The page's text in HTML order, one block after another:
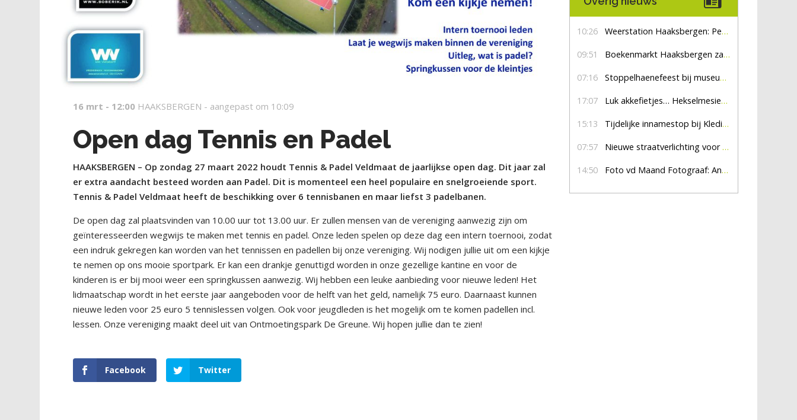
16 mrt - 12:00 HAAKSBERGEN - aangepast om 10:09
Open dag Tennis en Padel
HAAKSBERGEN – Op zondag 27 maart 2022 houdt Tennis & Padel Veldmaat de jaarlijkse open dag. Dit jaar zal
er extra aandacht besteed worden aan Padel. Dit is momenteel een heel populaire en snelgroeiende sport.
Tennis & Padel Veldmaat heeft de beschikking over 6 tennisbanen en maar liefst 3 padelbanen.
De open dag zal plaatsvinden van 10.00 uur tot 13.00 uur. Er zullen mensen van de vereniging aanwezig zijn om
geïnteresseerden wegwijs te maken met tennis en padel. Onze leden spelen op deze dag een intern toernooi, zodat
een indruk gekregen kan worden van het tennissen en padellen bij onze vereniging. Wij nodigen jullie uit om een kijkje
te nemen op ons mooie sportpark. Er kan een drankje genuttigd worden in onze gezellige kantine en voor de
kinderen is er bij mooi weer een springkussen aanwezig. Wij hebben een leuke aanbieding voor nieuwe leden! Het
lidmaatschap wordt in het eerste jaar aangeboden voor de helft van het geld, namelijk 75 euro. Daarnaast kunnen
nieuwe leden voor 25 euro 5 tennislessen volgen. Ook voor jeugdleden is het mogelijk om te komen padellen incl.
lessen. Onze vereniging maakt deel uit van Ontmoetingspark De Greune. Wij hopen jullie dan te zien!
Facebook Twitter
10:26 Weerstation Haaksbergen: Perioden met zon en droog
09:51 Boekenmarkt Haaksbergen zaterdag 8 augustus, marktplein Haaksbergen
07:16 Stoppelhaenefeest bij museum De Lebbenbrugge
17:07 Luk akkefietjes… HekselmesienHarry
15:13 Tijdelijke innamestop bij Kledingbank Stefania
07:57 Nieuwe straatverlichting voor De Veldmaat en De Pas
14:50 Foto vd Maand Fotograaf: Anna Jalving